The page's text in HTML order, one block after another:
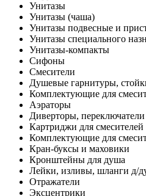
Унитазы
Унитазы (чаша)
Унитазы подвесные и
Унитазы специального
Унитазы-компакты
Сифоны
Смесители
Душевые гарнитуры,
Комплектующие для
Аэраторы
Диверторы, переключатели
Картриджи для смесителей
Комплектующие для
Кран-буксы и маховики
Кронштейны для душа
Лейки, изливы, шланги д/
Отражатели
Эксцентрики